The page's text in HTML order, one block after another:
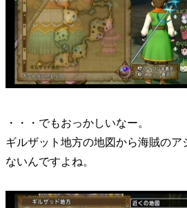
・・・でもおっかしいなー。
ギルザット地方の地図から海賊の
ないんですよね。